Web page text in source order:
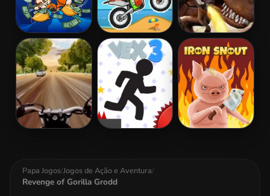
Money Movers
2
Moto X3M Mexico Rex
Papa Jogos/Jogos de Ação e Aventura/
Revenge of Gorilla Grodd